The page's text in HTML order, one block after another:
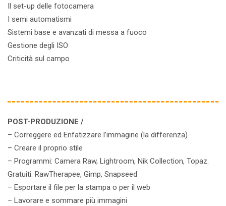
Il set-up delle fotocamera
I semi automatismi
Sistemi base e avanzati di messa a fuoco
Gestione degli ISO
Criticità sul campo
POST-PRODUZIONE /
– Correggere ed Enfatizzare l’immagine (la differenza)
– Creare il proprio stile
– Programmi: Camera Raw, Lightroom, Nik Collection, Topaz.
Gratuiti: RawTherapee, Gimp, Snapseed
– Esportare il file per la stampa o per il web
– Lavorare e sommare più immagini